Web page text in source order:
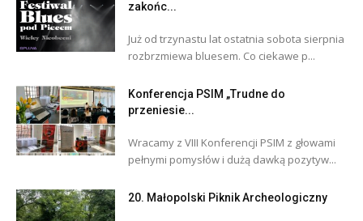
zakońc...
Już od trzynastu lat ostatnia sobota sierpnia
rozbrzmiewa bluesem. Co ciekawe p...
Konferencja PSIM „Trudne do
przeniesie...
Wracamy z VIII Konferencji PSIM z głowami
pełnymi pomysłów i dużą dawką pozytyw...
20. Małopolski Piknik Archeologiczny